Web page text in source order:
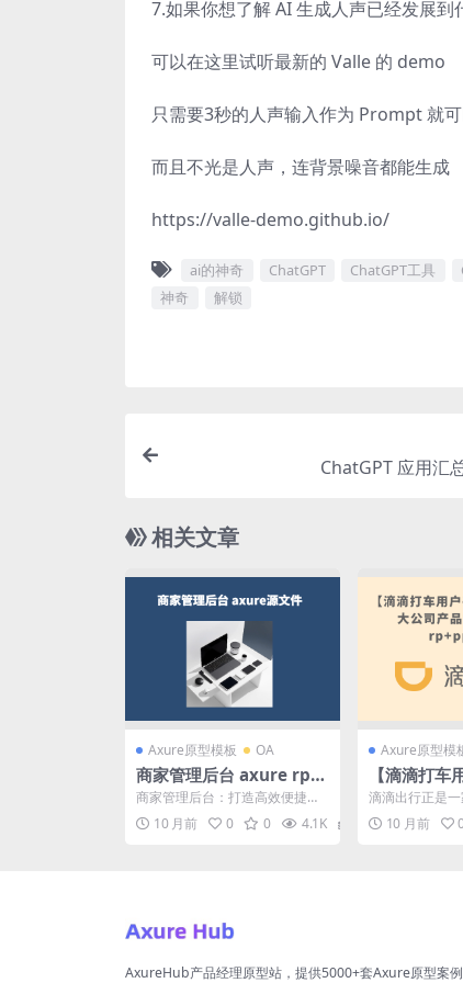
7.如果你想了解 AI 生成人声已经发展到
可以在这里试听最新的 Valle 的 demo
只需要3秒的人声输入作为 Prompt 就
而且不光是人声，连背景噪音都能生成
https://valle-demo.github.io/
ai的神奇 ChatGPT ChatGPT工具
神奇
解锁
ChatGPT 应用汇
相关文章
Axure原型模板 OA
商家管理后台 axure rp产
品原型源文件下载
商家管理后台：打造高效便捷的
电商运营平台 商家管理后台的功
能与特点 商家管理后台...
10 月前 0 0 4.1K 19
Axure原型模
【滴滴打车
e原型】大公
档下载
滴滴出行正是
的综合服务平台
专车、快车、顺
10 月前
AxureHub产品经理原型站，提供5000+套Axure原型案